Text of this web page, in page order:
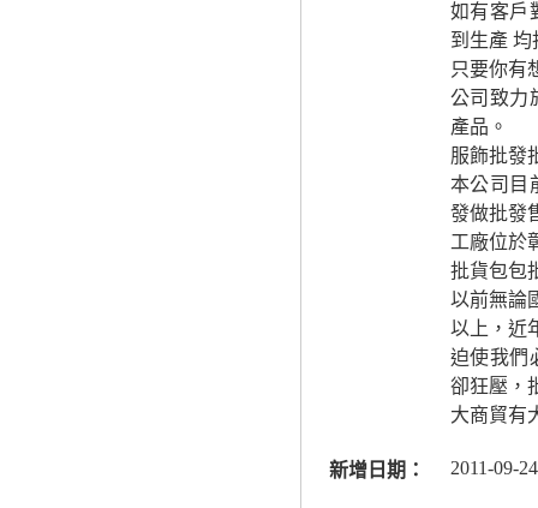
如有客戶
到生產 均
只要你有
公司致力
產品。
服飾批發
本公司目
發做批發
工廠位於
批貨包包
以前無論
以上，近
迫使我們
卻狂壓，
大商貿有
新增日期： 2011-09-